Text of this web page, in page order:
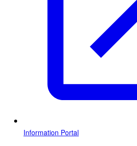
Information Portal